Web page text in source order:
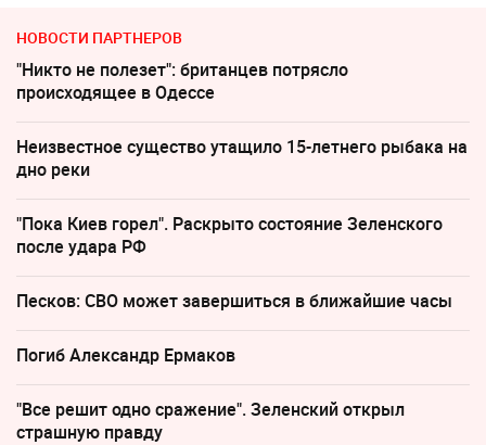
НОВОСТИ ПАРТНЕРОВ
"Никто не полезет": британцев потрясло
происходящее в Одессе
Неизвестное существо утащило 15-летнего рыбака на
дно реки
"Пока Киев горел". Раскрыто состояние Зеленского
после удара РФ
Песков: СВО может завершиться в ближайшие часы
Погиб Александр Ермаков
"Все решит одно сражение". Зеленский открыл
страшную правду